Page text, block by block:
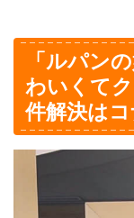
「ルパン
わいくて
件解決は